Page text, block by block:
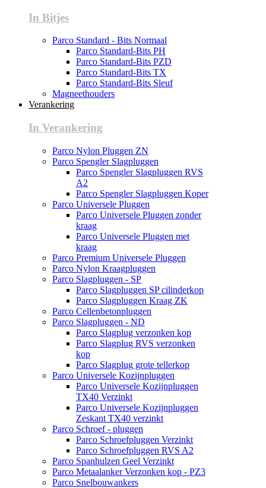
In Bitjes
Parco Standard - Bits Normaal
Parco Standard-Bits PH
Parco Standard-Bits PZD
Parco Standard-Bits TX
Parco Standard-Bits Sleuf
Magneethouders
Verankering
In Verankering
Parco Nylon Pluggen ZN
Parco Spengler Slagpluggen
Parco Spengler Slagpluggen RVS
A2
Parco Spengler Slagpluggen Koper
Parco Universele Pluggen
Parco Universele Pluggen zonder
kraag
Parco Universele Pluggen met
kraag
Parco Premium Universele Pluggen
Parco Nylon Kraagpluggen
Parco Slagpluggen - SP
Parco Slagpluggen SP cilinderkop
Parco Slagpluggen Kraag ZK
Parco Cellenbetonpluggen
Parco Slagpluggen - ND
Parco Slagplug verzonken kop
Parco Slagplug RVS verzonken
kop
Parco Slagplug grote tellerkop
Parco Universele Kozijnpluggen
Parco Universele Kozijnpluggen
TX40 Verzinkt
Parco Universele Kozijnpluggen
Zeskant TX40 verzinkt
Parco Schroef - pluggen
Parco Schroefpluggen Verzinkt
Parco Schroefpluggen RVS A2
Parco Spanhulzen Geel Verzinkt
Parco Metaalanker Verzonken kop - PZ3
Parco Snelbouwankers